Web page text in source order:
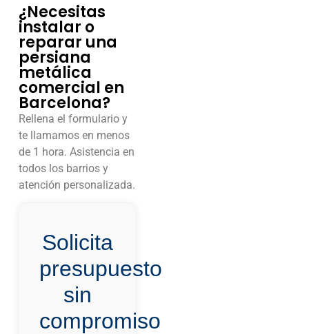
¿Necesitas
instalar o
reparar una
persiana
metálica
comercial en
Barcelona?
Rellena el formulario y
te llamamos en menos
de 1 hora. Asistencia en
todos los barrios y
atención personalizada.
Solicita
presupuesto
sin
compromiso